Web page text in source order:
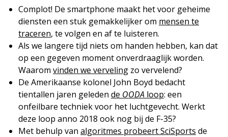
Complot! De smartphone maakt het voor geheime
diensten een stuk gemakkelijker om mensen te
traceren, te volgen en af te luisteren.
Als we langere tijd niets om handen hebben, kan dat
op een gegeven moment onverdraaglijk worden.
Waarom vinden we verveling zo vervelend?
De Amerikaanse kolonel John Boyd bedacht
tientallen jaren geleden de OODA loop: een
onfeilbare techniek voor het luchtgevecht. Werkt
deze loop anno 2018 ook nog bij de F-35?
Met behulp van algoritmes probeert SciSports de